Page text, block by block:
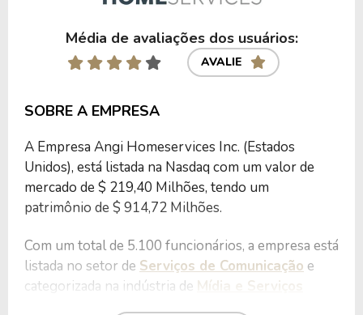
Média de avaliações dos usuários:
AVALIE
SOBRE A EMPRESA
A Empresa Angi Homeservices Inc. (Estados
Unidos), está listada na Nasdaq com um valor de
mercado de $ 219,40 Milhões, tendo um
patrimônio de $ 914,72 Milhões.
Com um total de 5.100 funcionários, a empresa está
listada no setor de Serviços de Comunicação e
categorizada na indústria de Mídia e Serviços